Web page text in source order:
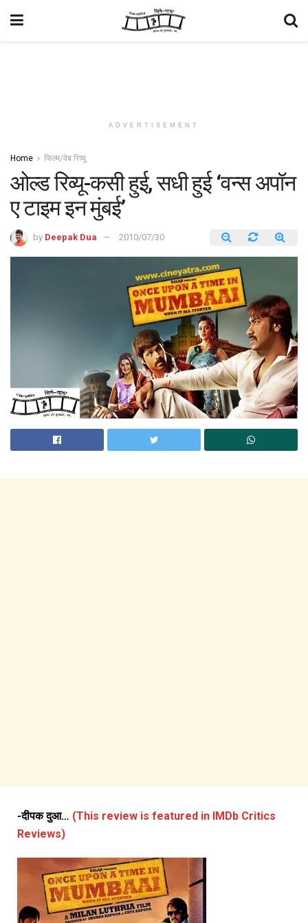
ADVERTISEMENT
Home फिल्म/वेब रिव्यू
ओल्ड रिव्यू-कसी हुई, सधी हुई ‘वन्स अपॉन
ए टाइम इन मुंबई’
by Deepak Dua 2010/07/30
-दीपक दुआ… (This review is featured in IMDb Critics
Reviews)